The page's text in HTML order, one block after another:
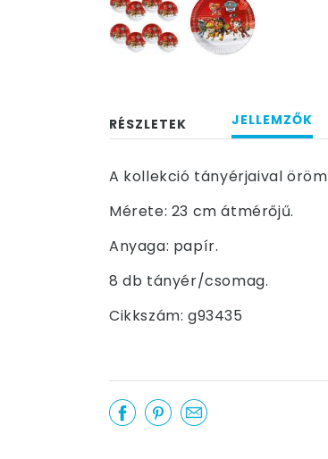
RÉSZLETEK JELLEMZŐK
A kollekció tányérjaival
Mérete: 23 cm átmérőjű.
Anyaga: papír.
8 db tányér/csomag.
Cikkszám: g93435